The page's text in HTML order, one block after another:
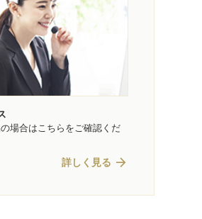
場合はこちらをご確認くだ
詳しく見る arrow_forward